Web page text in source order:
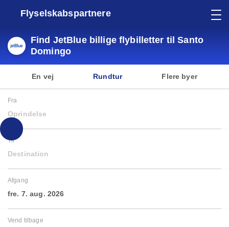
Flyselskabspartnere
Find JetBlue billige flybilletter til Santo
Domingo
En vej Rundtur Flere byer
Fra
Oprindelse
Til
Destination
Afgang
fre. 7. aug. 2026
Vend tilbage